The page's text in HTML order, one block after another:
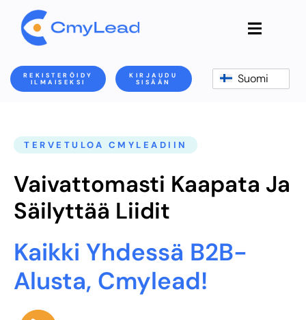
REKISTERÖIDY
ILMAISEKSI
KIRJAUDU
SISÄÄN
Suomi
TERVETULOA CMYLEADIIN
Vaivattomasti Kaapata Ja
Säilyttää Liidit
Kaikki Yhdessä B2B-
Alusta, Cmylead!